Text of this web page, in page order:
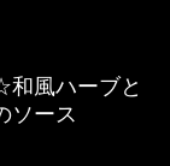
風ハーブと
ソース